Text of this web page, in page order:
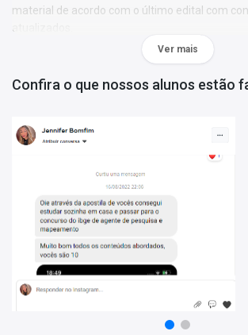
material de acordo com o último edital com
atualizados.
Caderno MPU - Analistas e Técnicos -
disciplina, questões focadas no edital mais
Porque escolher o Combo MPU - Analista
- 2 produtos atualizados;
- Materiais organizados por professores
concursos públicos;
- Apostila elaborada com foco no último edital.
Mais informações sobre o concurso MPU
Vagas:1 vaga + cadastro reserva
Inscrições:De 13/01/2025 a 17/02/2025
Até R$ 120,00
Ver mais
Confira o que nossos alunos estão